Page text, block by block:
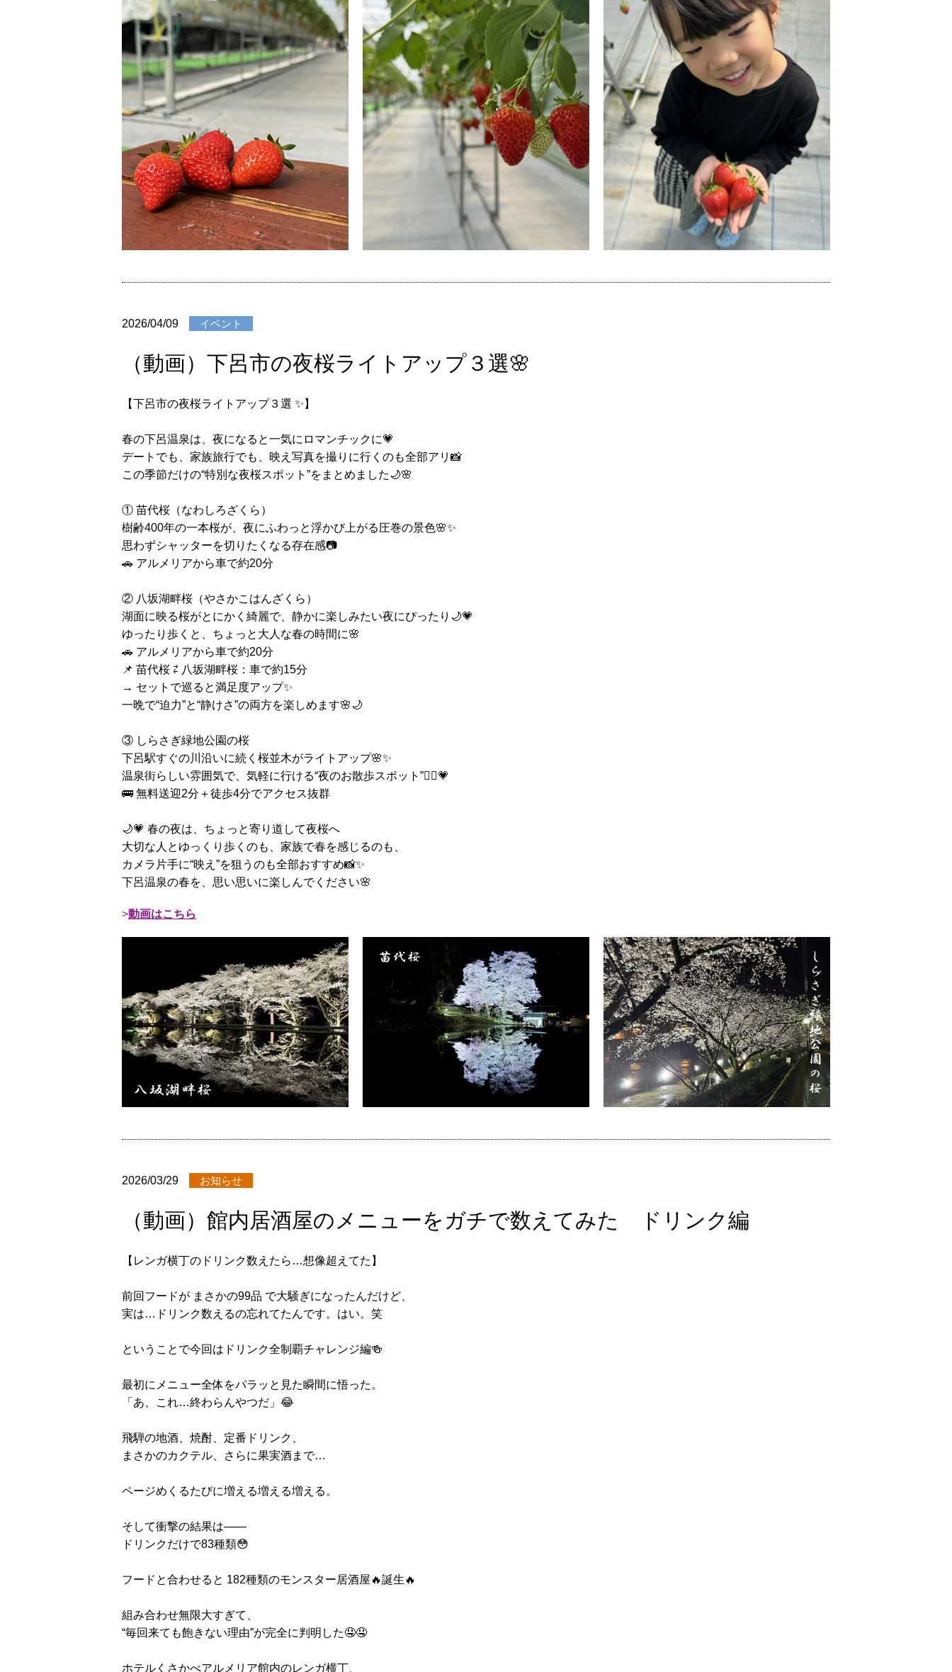
2026/04/09 イベント
（動画）下呂市の夜桜ライトアップ３選🌸
【下呂市の夜桜ライトアップ３選 ✨】
春の下呂温泉は、夜になると一気にロマンチックに💗
デートでも、家族旅行でも、映え写真を撮りに行くのも全部アリ📸
この季節だけの“特別な夜桜スポット”をまとめました🌙🌸
① 苗代桜（なわしろざくら）
樹齢400年の一本桜が、夜にふわっと浮かび上がる圧巻の景色🌸✨
思わずシャッターを切りたくなる存在感📷
🚗 アルメリアから車で約20分
② 八坂湖畔桜（やさかこはんざくら）
湖面に映る桜がとにかく綺麗で、静かに楽しみたい夜にぴったり🌙💗
ゆったり歩くと、ちょっと大人な春の時間に🌸
🚗 アルメリアから車で約20分
📌 苗代桜 ⇄ 八坂湖畔桜：車で約15分
→ セットで巡ると満足度アップ✨
一晩で“迫力”と“静けさ”の両方を楽しめます🌸🌙
③ しらさぎ緑地公園の桜
下呂駅すぐの川沿いに続く桜並木がライトアップ🌸✨
温泉街らしい雰囲気で、気軽に行ける“夜のお散歩スポット”🚶‍♀️💗
🚌 無料送迎2分＋徒歩4分でアクセス抜群
🌙💗 春の夜は、ちょっと寄り道して夜桜へ
大切な人とゆっくり歩くのも、家族で春を感じるのも、
カメラ片手に“映え”を狙うのも全部おすすめ📸✨
下呂温泉の春を、思い思いに楽しんでください🌸
動画はこちら
2026/03/29 お知らせ
（動画）館内居酒屋のメニューをガチで数えてみた ドリンク編
【レンガ横丁のドリンク数えたら…想像超えてた】
前回フードが まさかの99品 で大騒ぎになったんだけど、
実は…ドリンク数えるの忘れてたんです。はい。笑
ということで今回はドリンク全制覇チャレンジ編🍻
最初にメニュー全体をパラッと見た瞬間に悟った。
「あ、これ…終わらんやつだ」😂
飛騨の地酒、焼酎、定番ドリンク、
まさかのカクテル、さらに果実酒まで…
ページめくるたびに増える増える増える。
そして衝撃の結果は――
ドリンクだけで83種類😳
フードと合わせると 182種類のモンスター居酒屋🔥誕生🔥
組み合わせ無限大すぎて、
“毎回来ても飽きない理由”が完全に判明した🤤🤤
ホテルくさかべアルメリア館内のレンガ横丁、